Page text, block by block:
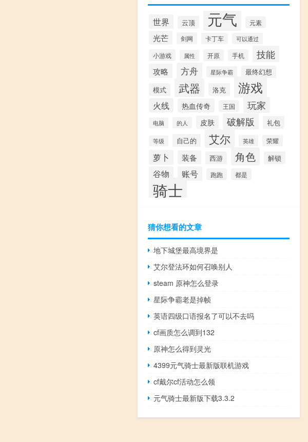
世界 云顶 元气 元素
光芒 剑网 卡丁车 可以通过
小游戏 属性 开原 手机 技能
攻略 方舟 星际争霸 最终幻想
模式 武器 洛克 游戏
火线 热血传奇 王国 玩家
电脑 的人 皮肤 破解版 礼包
等级 自己的 艾尔 英雄 荣耀
萝卜 装备 西游 角色 解锁
谷物 账号 跑跑 都是
骑士
猜你想看的文章
地下城堡最高境界是
艾尔登法环如何召唤别人
steam 原神怎么登录
星际争霸老是掉帧
英语四级口语报名了可以不去吗
cf画质怎么调到132
原神怎么得到灵光
4399元气骑士最新版联机游戏
cf戴尔cf活动怎么领
元气骑士最新版下载3.3.2